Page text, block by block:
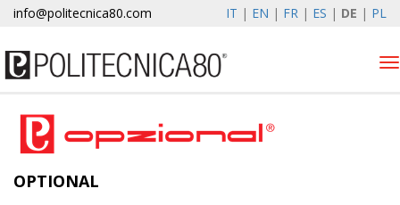
info@politecnica80.com IT | EN | FR | ES | DE | PL
OPTIONAL